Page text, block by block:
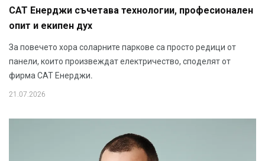
САТ Енерджи съчетава технологии, професионален
опит и екипен дух
За повечето хора соларните паркове са просто редици от
панели, които произвеждат електричество, споделят от
фирма САТ Енерджи.
21.07.2026